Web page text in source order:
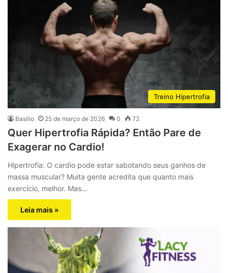
Treino Hipertrofia
Basilio 25 de março de 2026 0 72
Quer Hipertrofia Rápida? Então Pare de
Exagerar no Cardio!
Hipertrofia: O cardio pode estar sabotando seus ganhos de
massa muscular? Muita gente acredita que quanto mais
exercício, melhor. Mas…
Leia mais »